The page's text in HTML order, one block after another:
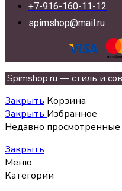
+7-916-160-11-12
spimshop@mail.ru
Spimshop.ru — стиль и
Закрыть Корзина
Закрыть Избранное
Недавно просмотренные
Закрыть
Меню
Категории